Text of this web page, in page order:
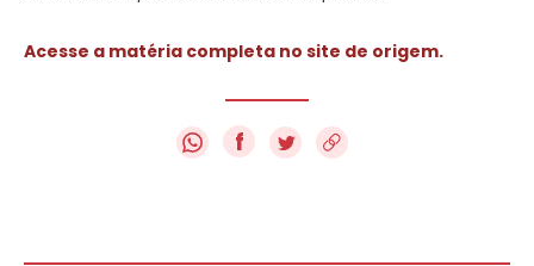
Acesse a matéria completa no site de origem.
f